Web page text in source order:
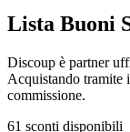
Lista Buoni
Discoup è partner
Acquistando tramite
commissione.
61 sconti disponibili